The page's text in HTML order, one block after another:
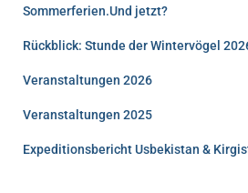
Sommerferien.Und jetzt?
Rückblick: Stunde der Wintervögel
Veranstaltungen 2026
Veranstaltungen 2025
Expeditionsbericht Usbekistan &